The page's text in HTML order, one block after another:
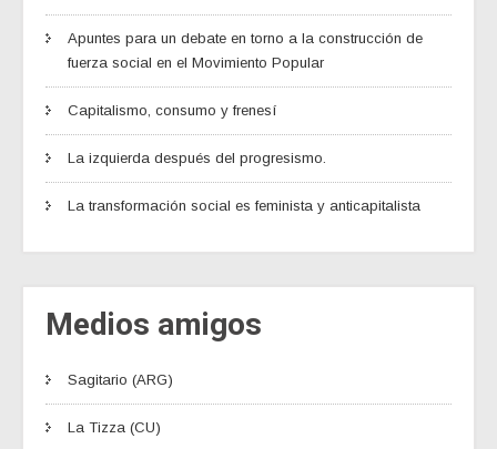
Apuntes para un debate en torno a la construcción de
fuerza social en el Movimiento Popular
Capitalismo, consumo y frenesí
La izquierda después del progresismo.
La transformación social es feminista y anticapitalista
Medios amigos
Sagitario (ARG)
La Tizza (CU)